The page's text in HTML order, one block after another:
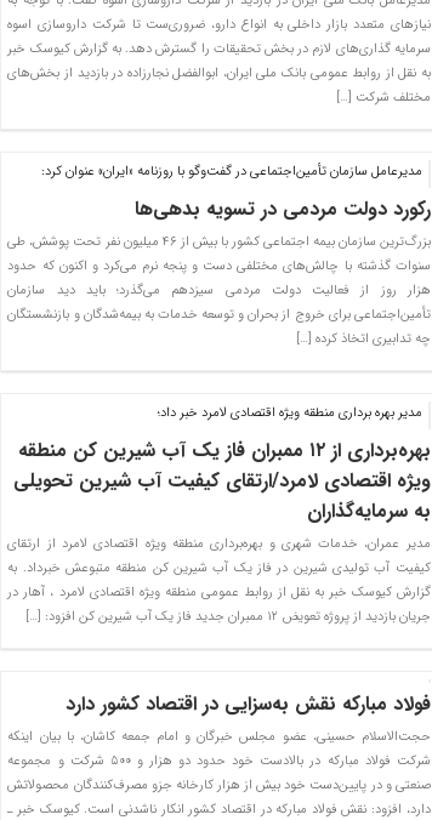
نیازهای متعدد بازار داخلی به انواع دارو، ضروری‌ست تا شرکت داروسازی اسوه
سرمایه گذاری‌های لازم در بخش تحقیقات را گسترش دهد. به گزارش کیوسک خبر
به نقل از روابط عمومی بانک ملی ایران، ابوالفضل نجارزاده در بازدید از بخش‌های
مختلف شرکت […]
مدیرعامل سازمان تأمین‌اجتماعی در گفت‌و‌گو با روزنامه «ایران» عنوان کرد:
رکورد دولت مردمی در تسویه بدهی‌ها
بزرگ‌ترین سازمان بیمه ‌اجتماعی کشور با بیش از ۴۶ میلیون نفر تحت پوشش، طی
سنوات گذشته با چالش‌های مختلفی دست و پنجه نرم می‌کرد و اکنون که حدود
هزار روز از فعالیت دولت مردمی سیزدهم می‌گذرد؛ باید دید سازمان
تأمین‌اجتماعی برای خروج از بحران و توسعه خدمات به بیمه‌شدگان و بازنشستگان
چه تدابیری اتخاذ کرده […]
مدیر بهره برداری منطقه ویژه اقتصادی لامرد خبر داد؛
بهره‌برداری از ١٢ ممبران فاز یک آب شیرین کن منطقه
ویژه اقتصادی لامرد/ارتقای کیفیت آب شیرین تحویلی
به سرمایه‌گذاران
مدیر عمران، خدمات شهری و بهره‌برداری منطقه ویژه اقتصادی لامرد از ارتقای
کیفیت آب تولیدی شیرین در فاز یک آب شیرین کن منطقه متبوعش خبرداد. به
گزارش کیوسک خبر به نقل از روابط عمومی منطقه ویژه اقتصادی لامرد ، آهار در
جریان بازدید از پروژه تعویض ١٢ ممبران جدید فاز یک آب شیرین کن افزود: […]
فولاد مبارکه نقش به‌سزایی در اقتصاد کشور دارد
حجت‌الاسلام حسینی، عضو مجلس خبرگان و امام جمعه کاشان، با بیان اینکه
شرکت فولاد مبارکه در بالادست خود حدود دو هزار و ۵۰۰ شرکت و مجموعه
صنعتی و در پایین‌دست خود بیش از هزار کارخانه جزو مصرف‌کنندگان محصولاتش
دارد، افزود: نقش فولاد مبارکه در اقتصاد کشور انکار ناشدنی است. کیوسک خبر ـ